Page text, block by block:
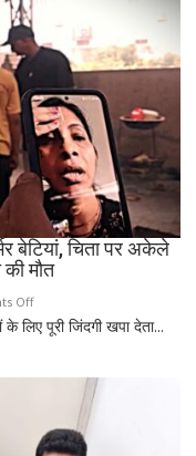
निकला
परिवार,
बेटे-
बहुओं
ने
उठाया
जिम्मा,
बोले-
माता-
पिता
की
सेवा
ही
की
भक्ति
बेटियां, चिता पर अकेले
की मौत
Offon
पिता
नहीं
लिए पूरी जिंदगी खपा देता...